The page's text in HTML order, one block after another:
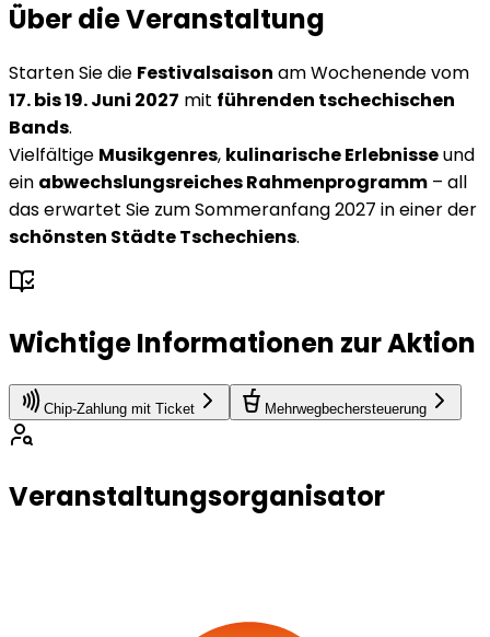
Über die Veranstaltung
Starten Sie die Festivalsaison am Wochenende vom
17. bis 19. Juni 2027 mit führenden tschechischen
Bands.
Vielfältige Musikgenres, kulinarische Erlebnisseund
ein abwechslungsreiches Rahmenprogramm – all
das erwartet Sie zum Sommeranfang 2027 in einer der
schönsten Städte Tschechiens.
Wichtige Informationen zur Aktion
Chip-Zahlung mit Ticket Mehrwegbechersteuerung
Veranstaltungsorganisator